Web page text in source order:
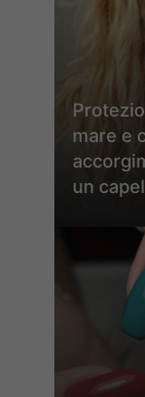
mare e
un